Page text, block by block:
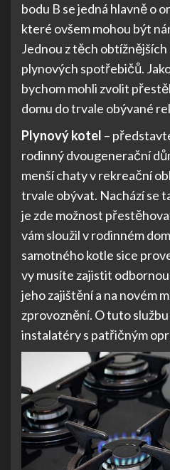
bodu B se jedná hlavně o
které ovšem mohou být
Jednou z těch
plynových spotřebičů.
bychom mohli zvolit
domu do trvale obývané
Plynový kotel –
rodinný dvougenerační
menší chaty v rekreační
trvale obývat. Nachází se
je zde možnost
vám sloužil v rodinném
samotného kotle sice
vy musíte zajistit
jeho zajištění a na novém
zprovoznění. O tuto
instalatéry s patřičným